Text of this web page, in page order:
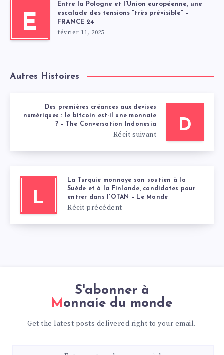
E
Entre la Pologne et l'Union européenne, une
escalade des tensions "très prévisible" –
FRANCE 24
février 11, 2025
Autres Histoires
D
Des premières créances aux devises
numériques : le bitcoin est-il une monnaie
? – The Conversation Indonesia
Récit suivant
L
La Turquie monnaye son soutien à la
Suède et à la Finlande, candidates pour
entrer dans l'OTAN – Le Monde
Récit précédent
S'abonner à
Monnaie du monde
Get the latest posts delivered right to your email.